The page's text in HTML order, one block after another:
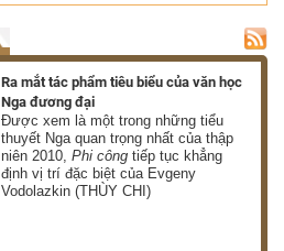
Ra mắt tác phẩm tiêu biểu của văn học
Nga đương đại
Được xem là một trong những tiểu
thuyết Nga quan trọng nhất của thập
niên 2010,Phi công tiếp tục khẳng
định vị trí đặc biệt của Evgeny
Vodolazkin (THÙY CHI)